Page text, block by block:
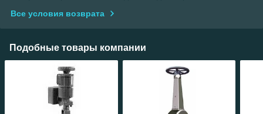
Все условия возврата
Подобные товары компании